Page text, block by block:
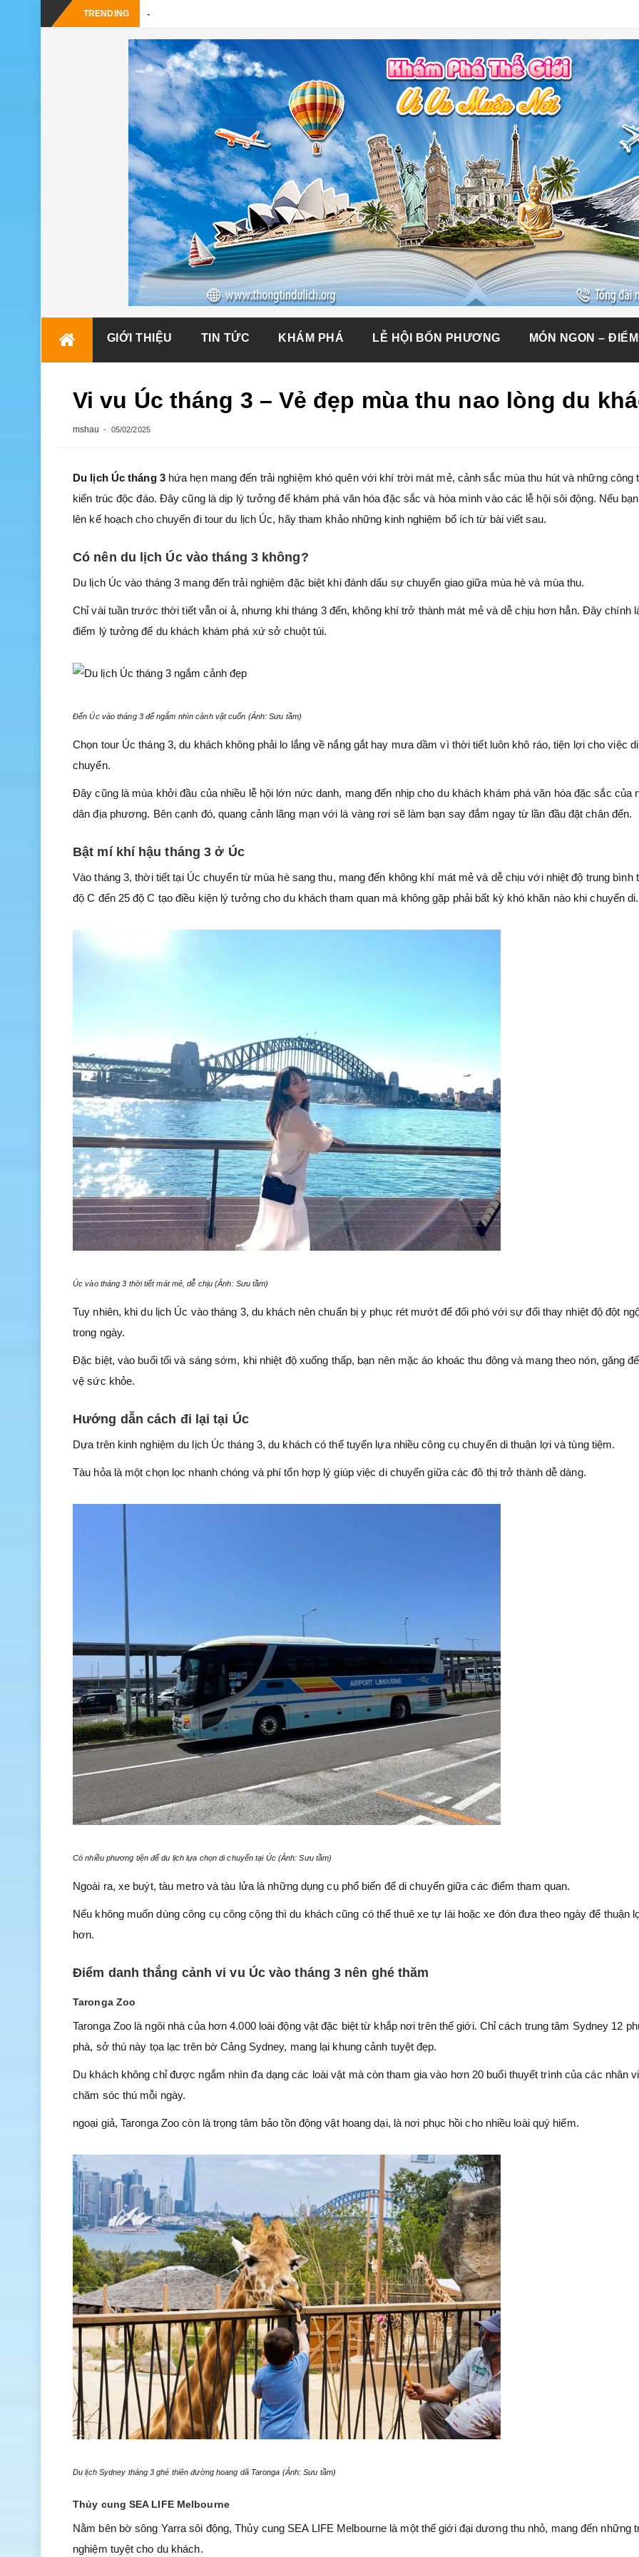
TRENDING Du l
GIỚI THIỆU TIN TỨC KHÁM PHÁ LỄ HỘI BỐN PHƯƠNG MÓN NGON –
Vi vu Úc tháng 3 – Vẻ đẹp mùa thu nao lòng du
mshau 05/02/2025
Du lịch Úc tháng 3 hứa hẹn mang đến trải nghiệm khó quên với khí trời mát mẻ, cảnh sắc mùa thu hút và những công
kiến trúc độc đáo. Đây cũng là dịp lý tưởng để khám phá văn hóa đặc sắc và hòa mình vào các lễ hội sôi động. Nếu
lên kế hoạch cho chuyến đi tour du lịch Úc, hãy tham khảo những kinh nghiệm bổ ích từ bài viết sau.
Có nên du lịch Úc vào tháng 3 không?
Du lịch Úc vào tháng 3 mang đến trải nghiệm đặc biệt khi đánh dấu sự chuyển giao giữa mùa hè và mùa thu.
Chỉ vài tuần trước thời tiết vẫn oi ả, nhưng khi tháng 3 đến, không khí trở thành mát mẻ và dễ chịu hơn hẳn. Đây chính
điểm lý tưởng để du khách khám phá xứ sở chuột túi.
Đến Úc vào tháng 3 để ngắm nhìn cảnh vật cuốn (Ảnh: Sưu tầm)
Chọn tour Úc tháng 3, du khách không phải lo lắng về nắng gắt hay mưa dầm vì thời tiết luôn khô ráo, tiện lợi cho việc di
chuyển.
Đây cũng là mùa khởi đầu của nhiều lễ hội lớn nức danh, mang đến nhịp cho du khách khám phá văn hóa đặc sắc của
dân địa phương. Bên cạnh đó, quang cảnh lãng mạn với lá vàng rơi sẽ làm bạn say đắm ngay từ lần đầu đặt chân đến.
Bật mí khí hậu tháng 3 ở Úc
Vào tháng 3, thời tiết tại Úc chuyển từ mùa hè sang thu, mang đến không khí mát mẻ và dễ chịu với nhiệt độ trung bình
độ C đến 25 độ C tạo điều kiện lý tưởng cho du khách tham quan mà không gặp phải bất kỳ khó khăn nào khi chuyển di.
Úc vào tháng 3 thời tiết mát mẻ, dễ chịu (Ảnh: Sưu tầm)
Tuy nhiên, khi du lịch Úc vào tháng 3, du khách nên chuẩn bị y phục rét mướt để đối phó với sự đổi thay nhiệt độ đột
trong ngày.
Đặc biệt, vào buổi tối và sáng sớm, khi nhiệt độ xuống thấp, bạn nên mặc áo khoác thu đông và mang theo nón, găng
vệ sức khỏe.
Hướng dẫn cách đi lại tại Úc
Dựa trên kinh nghiệm du lịch Úc tháng 3, du khách có thể tuyển lựa nhiều công cụ chuyển di thuận lợi và tùng tiệm.
Tàu hỏa là một chọn lọc nhanh chóng và phí tổn hợp lý giúp việc di chuyển giữa các đô thị trở thành dễ dàng.
Có nhiều phương tiện để du lịch lựa chọn di chuyển tại Úc (Ảnh: Sưu tầm)
Ngoài ra, xe buýt, tàu metro và tàu lửa là những dụng cụ phổ biến để di chuyển giữa các điểm tham quan.
Nếu không muốn dùng công cụ công cộng thì du khách cũng có thể thuê xe tự lái hoặc xe đón đưa theo ngày để thuận
hơn.
Điểm danh thắng cảnh vi vu Úc vào tháng 3 nên ghé thăm
Taronga Zoo
Taronga Zoo là ngôi nhà của hơn 4.000 loài động vật đặc biệt từ khắp nơi trên thế giới. Chỉ cách trung tâm Sydney 12
phà, sở thú này tọa lạc trên bờ Cảng Sydney, mang lại khung cảnh tuyệt đẹp.
Du khách không chỉ được ngắm nhìn đa dạng các loài vật mà còn tham gia vào hơn 20 buổi thuyết trình của các nhân
chăm sóc thú mỗi ngày.
ngoại giả, Taronga Zoo còn là trọng tâm bảo tồn động vật hoang dại, là nơi phục hồi cho nhiều loài quý hiếm.
Du lịch Sydney tháng 3 ghé thiên đường hoang dã Taronga (Ảnh: Sưu tầm)
Thủy cung SEA LIFE Melbourne
Nằm bên bờ sông Yarra sôi động, Thủy cung SEA LIFE Melbourne là một thế giới đại dương thu nhỏ, mang đến những
nghiệm tuyệt cho du khách.